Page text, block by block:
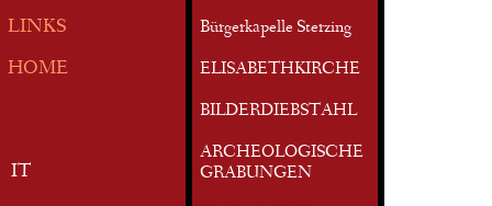
LINKS
HOME
IT
Bürgerkapelle Sterzing
ELISABETHKIRCHE
BILDERDIEBSTAHL
ARCHEOLOGISCHE
GRABUNGEN